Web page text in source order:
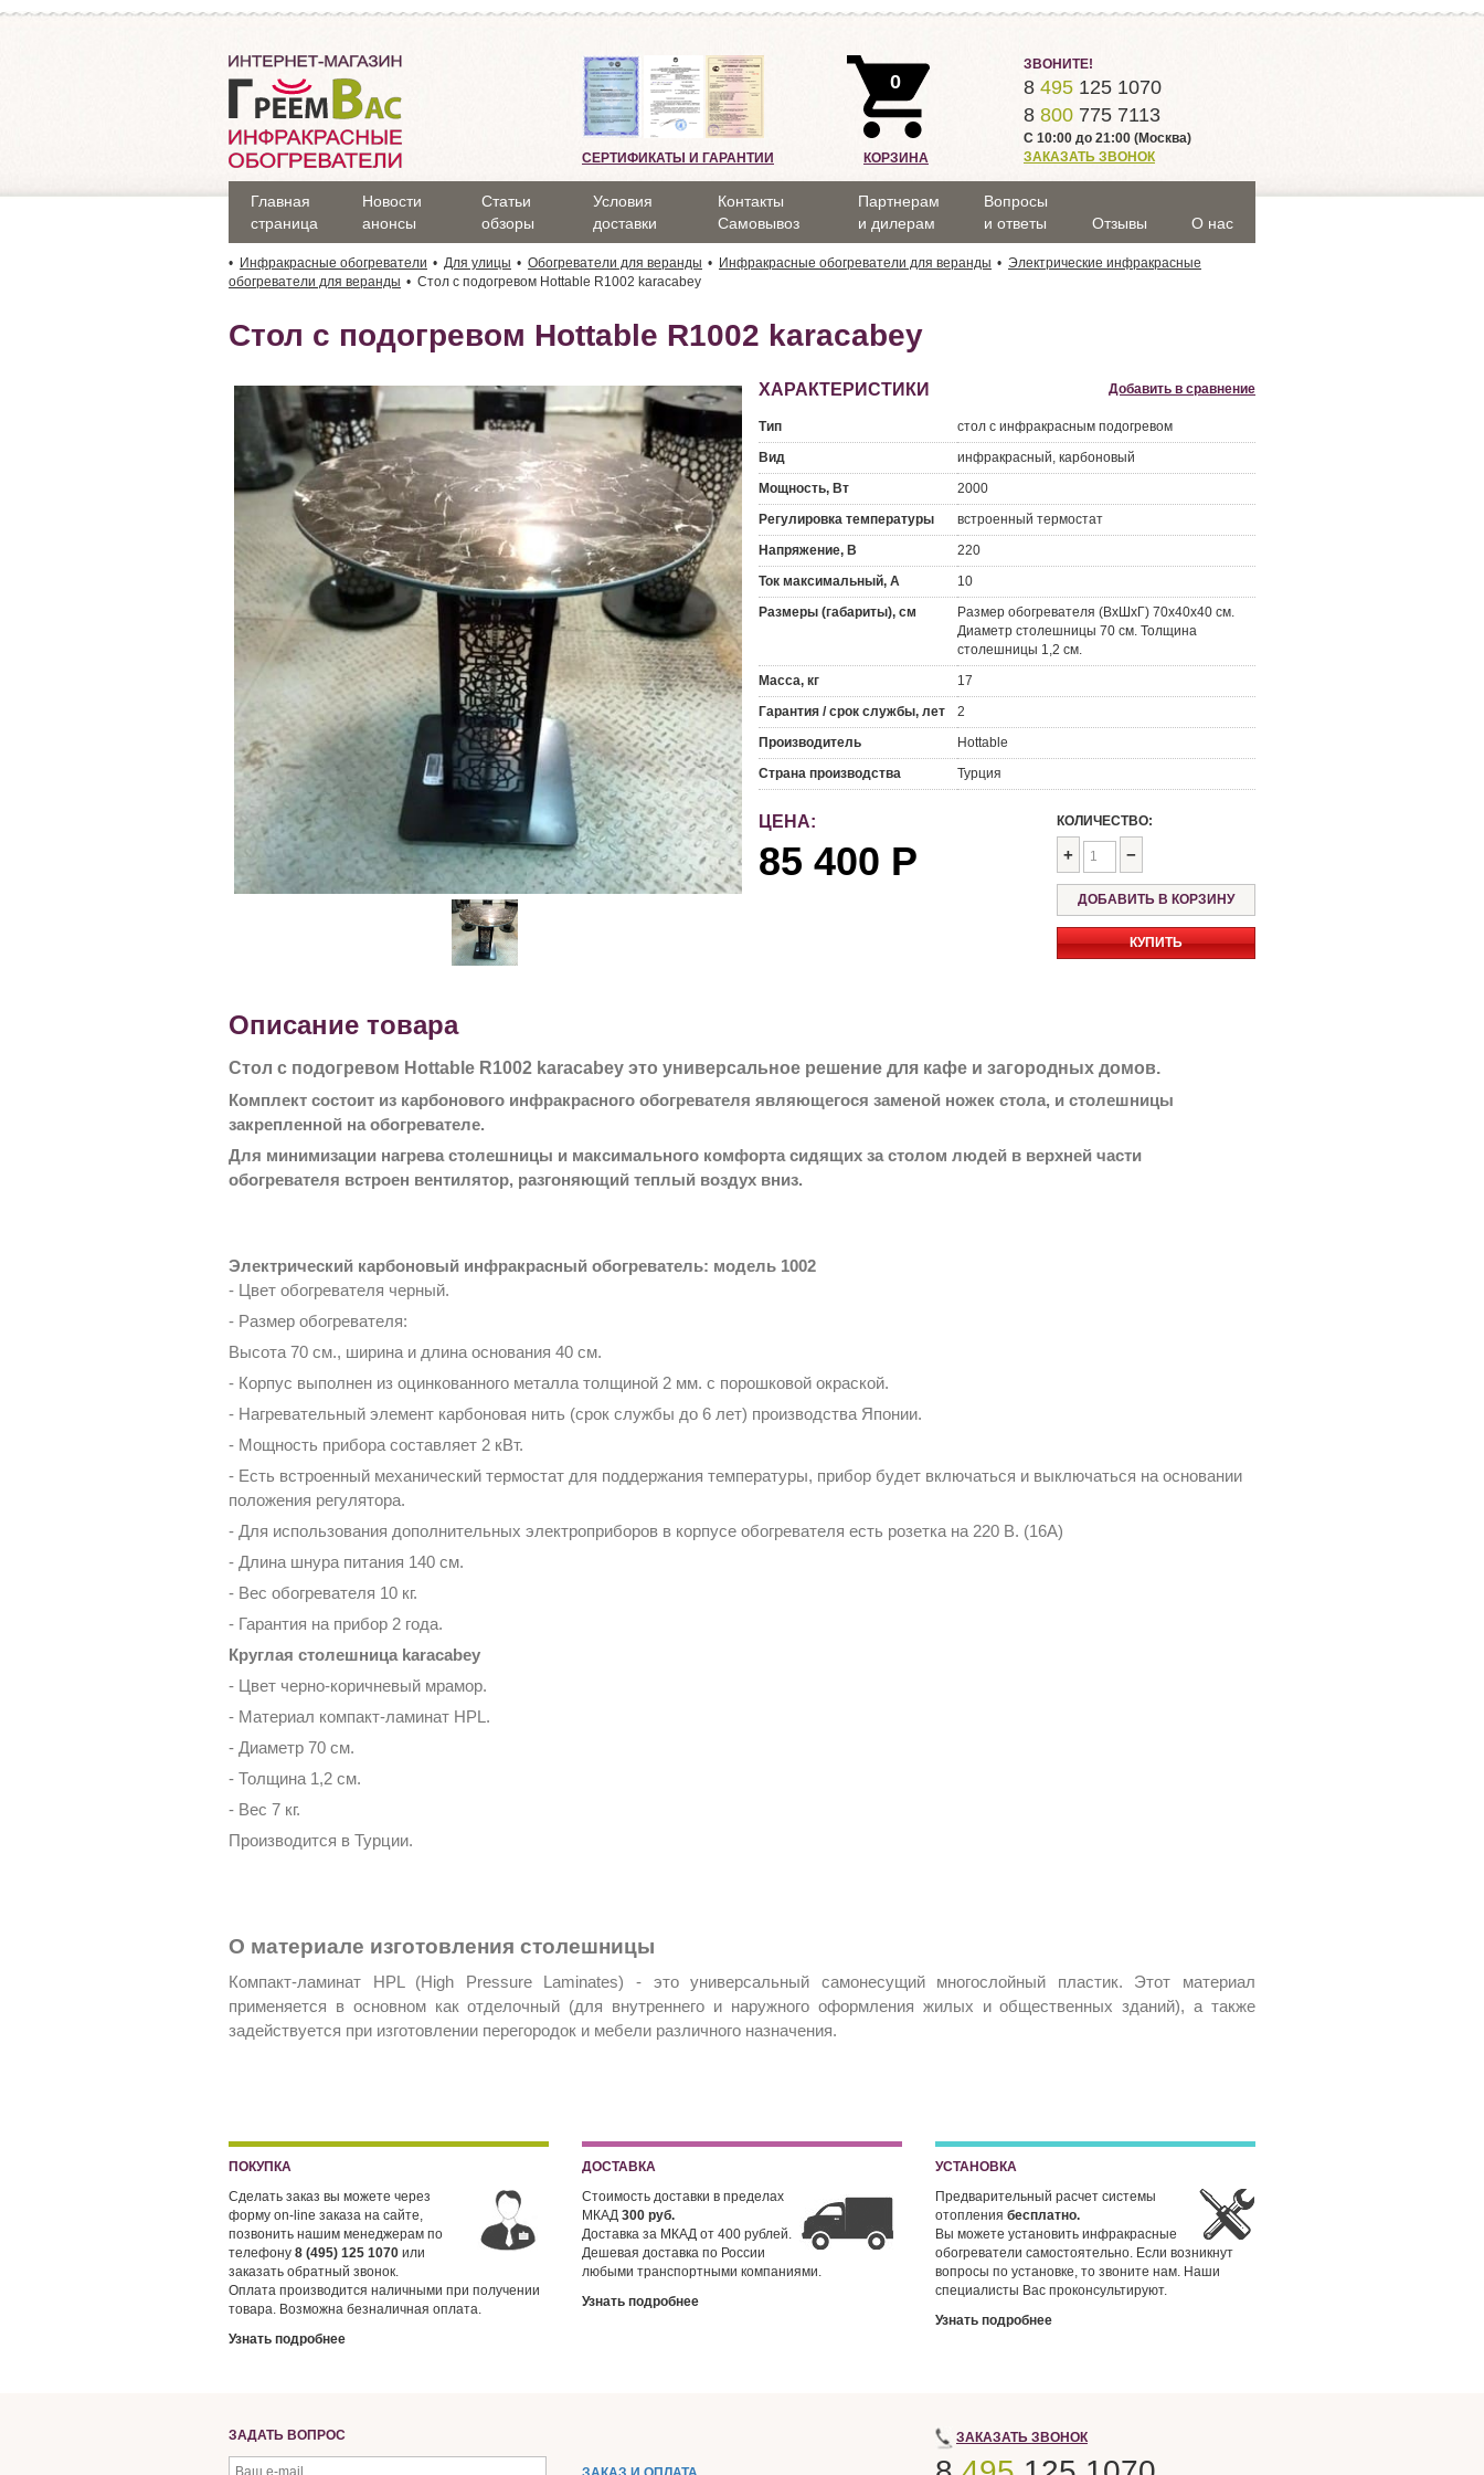
СЕРТИФИКАТЫ И ГАРАНТИИ
ЗВОНИТЕ!
8 495125 1070
8 800775 7113
С 10:00 до 21:00 (Москва)
ЗАКАЗАТЬ ЗВОНОК
0
КОРЗИНА
Главная
страница
Новости
анонсы
Статьи
обзоры
Условия
доставки
Контакты
Самовывоз
Партнерам
и дилерам
Вопросы
и ответы
Отзывы О нас
Инфракрасные обогреватели Для улицы Обогреватели для веранды Инфракрасные обогреватели для веранды
Электрические инфракрасные
обогреватели для веранды
Стол с подогревом Hottable R1002 karacabey
Стол с подогревом Hottable R1002 karacabey
ХАРАКТЕРИСТИКИ Добавить в сравнение
Тип
стол с инфракрасным подогревом
Вид
инфракрасный, карбоновый
Мощность, Вт
2000
Регулировка температуры
встроенный термостат
Напряжение, В
220
Ток максимальный, А
10
Размеры (габариты), см
Размер обогревателя (ВxШхГ) 70x40х40 см.
Диаметр столешницы 70 см. Толщина
столешницы 1,2 см.
Масса, кг
17
Гарантия / срок службы, лет
2
Производитель
Hottable
Страна производства
Турция
ЦЕНА:
85 400 Р
КОЛИЧЕСТВО:
+ −
КУПИТЬ
Описание товара
Стол с подогревом Hottable R1002 karacabey это универсальное решение для кафе и загородных домов.
Комплект состоит из карбонового инфракрасного обогревателя являющегося заменой ножек стола, и столешницы
закрепленной на обогревателе.
Для минимизации нагрева столешницы и максимального комфорта сидящих за столом людей в верхней части
обогревателя встроен вентилятор, разгоняющий теплый воздух вниз.
Электрический карбоновый инфракрасный обогреватель: модель 1002
- Цвет обогревателя черный.
- Размер обогревателя:
Высота 70 см., ширина и длина основания 40 см.
- Корпус выполнен из оцинкованного металла толщиной 2 мм. с порошковой окраской.
- Нагревательный элемент карбоновая нить (срок службы до 6 лет) производства Японии.
- Мощность прибора составляет 2 кВт.
- Есть встроенный механический термостат для поддержания температуры, прибор будет включаться и выключаться на основании
положения регулятора.
- Для использования дополнительных электроприборов в корпусе обогревателя есть розетка на 220 В. (16А)
- Длина шнура питания 140 см.
- Вес обогревателя 10 кг.
- Гарантия на прибор 2 года.
Круглая столешница karacabey
- Цвет черно-коричневый мрамор.
- Материал компакт-ламинат HPL.
- Диаметр 70 см.
- Толщина 1,2 см.
- Вес 7 кг.
Производится в Турции.
О материале изготовления столешницы
Компакт-ламинат HPL (High Pressure Laminates) - это универсальный самонесущий многослойный пластик. Этот материал
применяется в основном как отделочный (для внутреннего и наружного оформления жилых и общественных зданий), а также
задействуется при изготовлении перегородок и мебели различного назначения.
ПОКУПКА
Сделать заказ вы можете через
форму on-line заказа на сайте,
позвонить нашим менеджерам по
телефону 8 (495) 125 1070 или
заказать обратный звонок.
Оплата производится наличными при получении
товара. Возможна безналичная оплата.
Узнать подробнее
ДОСТАВКА
Стоимость доставки в пределах
МКАД 300 руб.
Доставка за МКАД от 400 рублей.
Дешевая доставка по России
любыми транспортными компаниями.
Узнать подробнее
УСТАНОВКА
Предварительный расчет системы
отопления бесплатно.
Вы можете установить инфракрасные
обогреватели самостоятельно. Если возникнут
вопросы по установке, то звоните нам. Наши
специалисты Вас проконсультируют.
Узнать подробнее
ЗАДАТЬ ВОПРОС ЗАКАЗАТЬ ЗВОНОК